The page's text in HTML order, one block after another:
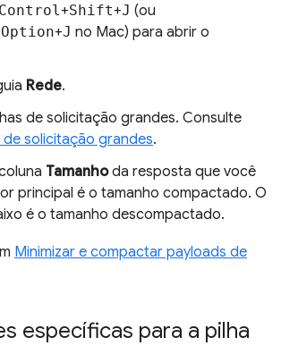
Control+Shift+J (ou
Option+J no Mac) para abrir o
Rede.
de solicitação grandes. Consulte
de solicitação grandes.
Tamanhoda resposta que você
principal é o tamanho compactado. O
é o tamanho descompactado.
Minimizar e compactar payloads de
específicas para a pilha